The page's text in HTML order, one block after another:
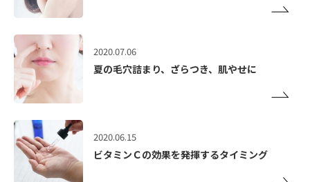
2020.07.06
夏の毛穴詰まり、ざらつき、肌やせに
2020.06.15
ビタミンＣの効果を発揮するタイミング